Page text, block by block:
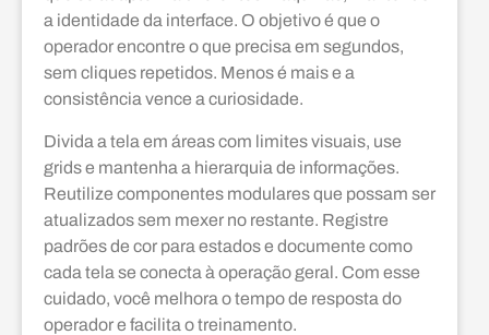
a identidade da interface. O objetivo é que o
operador encontre o que precisa em segundos,
sem cliques repetidos. Menos é mais e a
consistência vence a curiosidade.
Divida a tela em áreas com limites visuais, use
grids e mantenha a hierarquia de informações.
Reutilize componentes modulares que possam ser
atualizados sem mexer no restante. Registre
padrões de cor para estados e documente como
cada tela se conecta à operação geral. Com esse
cuidado, você melhora o tempo de resposta do
operador e facilita o treinamento.